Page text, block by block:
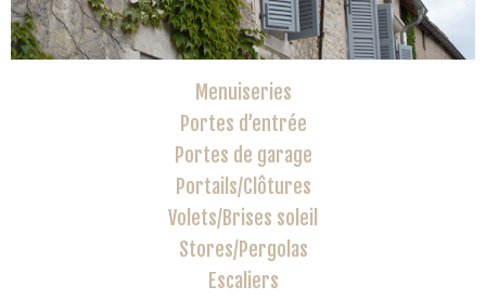
Menuiseries
Portes d’entrée
Portes de garage
Portails/Clôtures
Volets/Brises soleil
Stores/Pergolas
Escaliers